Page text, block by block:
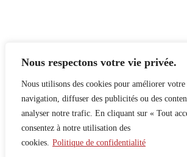
Nous respectons votre vie privée.
Nous utilisons des cookies pour améliorer votre
navigation, diffuser des publicités ou des
analyser notre trafic. En cliquant sur « Tout
consentez à notre utilisation des
cookies. Politique de confidentialité